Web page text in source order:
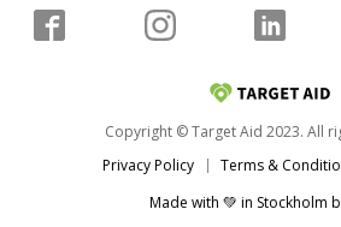
Copyright © Target Aid 2023. All
Privacy Policy
Terms &
Made with 💚 in Stockholm